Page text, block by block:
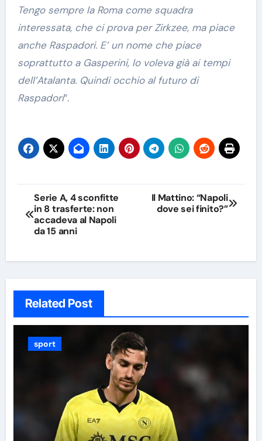
Tengo sempre la Roma come squadra
interessata, che ci prova per Zirkzee, ma piace
anche Raspadori. E’ un nome che piace
soprattutto a Gasperini, lo voleva già ai tempi
dell’Atalanta. Quindi occhio al futuro di
Raspadori“.
Navigazione
articoli
Serie A, 4 sconfitte
in 8 trasferte: non
accadeva al Napoli
da 15 anni
Il Mattino: “Napoli
dove sei finito?”
Related Post
sport